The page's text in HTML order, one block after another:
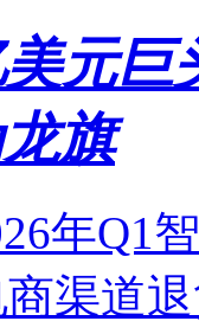
美元
旗
年Q1
渠道